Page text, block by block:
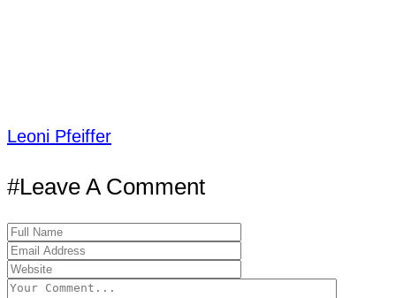
Leoni Pfeiffer
#Leave A Comment